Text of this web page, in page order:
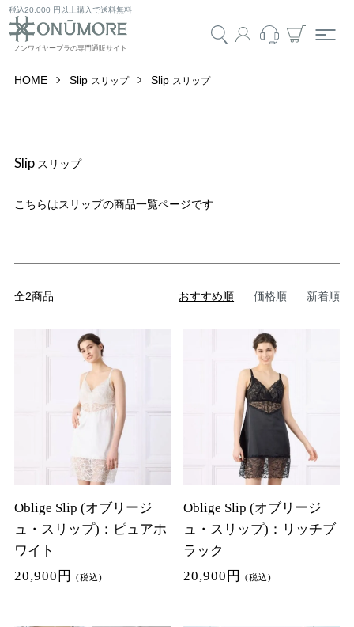
税込20,000 円以上購入で送料無料
HOME Slip スリップ Slip スリップ
Slip スリップ
こちらはスリップの商品一覧ページです
全2商品 おすすめ順 価格順 新着順
Oblige Slip (オブリージ
ュ・スリップ)：ピュアホ
ワイト
20,900円
(税込)
Oblige Slip (オブリージ
ュ・スリップ)：リッチブ
ラック
20,900円
(税込)